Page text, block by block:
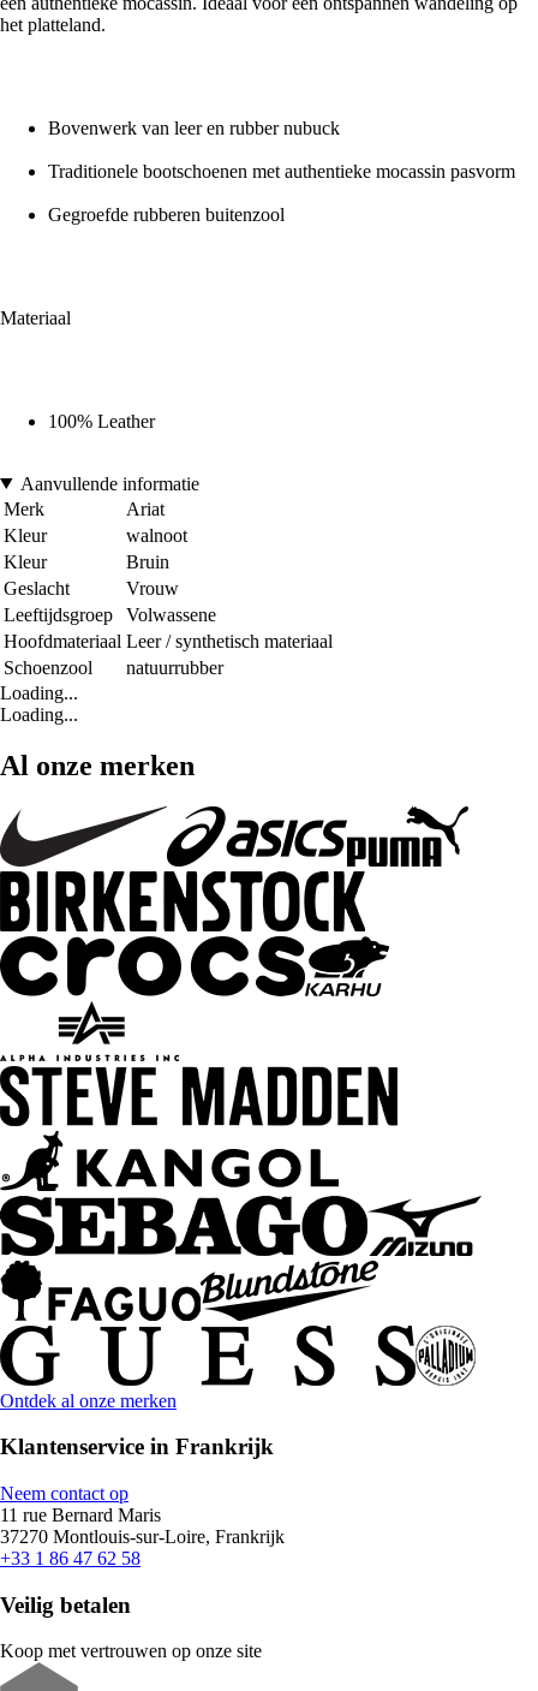
het platteland.
Bovenwerk van leer en rubber nubuck
Traditionele bootschoenen met authentieke mocassin pasvorm
Gegroefde rubberen buitenzool
Materiaal
100% Leather
Aanvullende informatie
Merk
Ariat
Kleur
walnoot
Kleur
Bruin
Geslacht
Vrouw
Leeftijdsgroep
Volwassene
Hoofdmateriaal Leer / synthetisch materiaal
Schoenzool
natuurrubber
Loading...
Loading...
Al onze merken
Ontdek al onze merken
Klantenservice in Frankrijk
Neem contact op
11 rue Bernard Maris
37270 Montlouis-sur-Loire, Frankrijk
+33 1 86 47 62 58
Veilig betalen
Koop met vertrouwen op onze site